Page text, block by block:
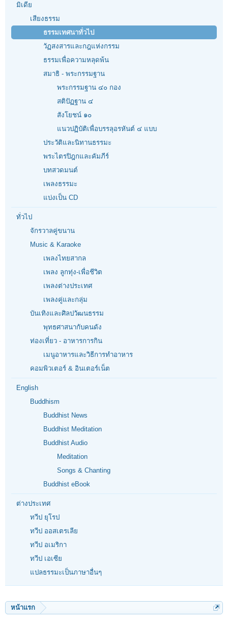
มิเดีย
เสียงธรรม
ธรรมเทศนาทั่วไป
วัฏสงสารและกฎแห่งกรรม
ธรรมเพื่อความหลุดพ้น
สมาธิ - พระกรรมฐาน
พระกรรมฐาน ๔๐ กอง
สติปัฏฐาน ๔
สังโยชน์ ๑๐
แนวปฏิบัติเพื่อบรรลุอรหันต์ ๔ แบบ
ประวัติและนิทานธรรมะ
พระไตรปิฎกและคัมภีร์
บทสวดมนต์
เพลงธรรมะ
แบ่งเป็น CD
ทั่วไป
จักรวาลคู่ขนาน
Music & Karaoke
เพลงไทยสากล
เพลง ลูกทุ่ง-เพื่อชีวิต
เพลงต่างประเทศ
เพลงคู่และกลุ่ม
บันเทิงและศิลปวัฒนธรรม
พุทธศาสนากับคนดัง
ท่องเที่ยว - อาหารการกิน
เมนูอาหารและวิธีการทำอาหาร
คอมพิวเตอร์ & อินเตอร์เน็ต
English
Buddhism
Buddhist News
Buddhist Meditation
Buddhist Audio
Meditation
Songs & Chanting
Buddhist eBook
ต่างประเทศ
ทวีป ยุโรป
ทวีป ออสเตรเลีย
ทวีป อเมริกา
ทวีป เอเซีย
แปลธรรมะเป็นภาษาอื่นๆ
หน้าแรก